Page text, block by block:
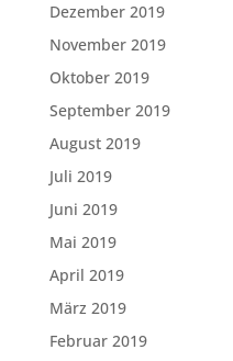
Dezember 2019
November 2019
Oktober 2019
September 2019
August 2019
Juli 2019
Juni 2019
Mai 2019
April 2019
März 2019
Februar 2019